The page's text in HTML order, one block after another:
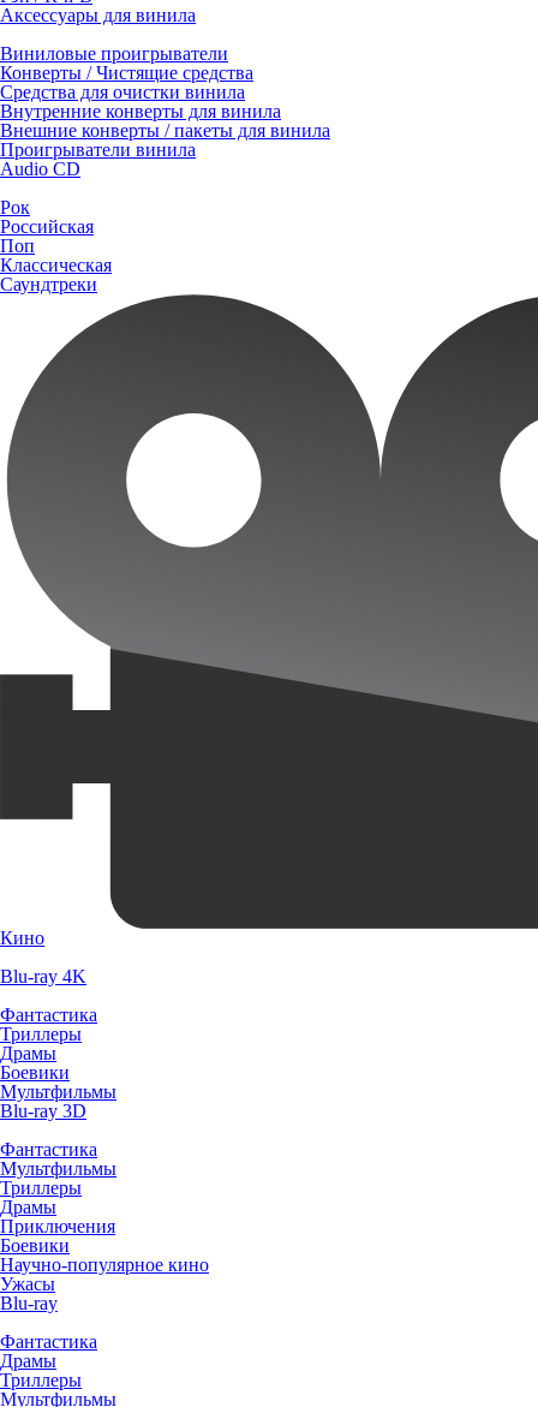
Аксессуары для винила
Виниловые проигрыватели
Конверты / Чистящие средства
Средства для очистки винила
Внутренние конверты для винила
Внешние конверты / пакеты для винила
Проигрыватели винила
Audio CD
Рок
Российская
Поп
Классическая
Саундтреки
Кино
Blu-ray 4K
Фантастика
Триллеры
Драмы
Боевики
Мультфильмы
Blu-ray 3D
Фантастика
Мультфильмы
Триллеры
Драмы
Приключения
Боевики
Научно-популярное кино
Ужасы
Blu-ray
Фантастика
Драмы
Триллеры
Мультфильмы